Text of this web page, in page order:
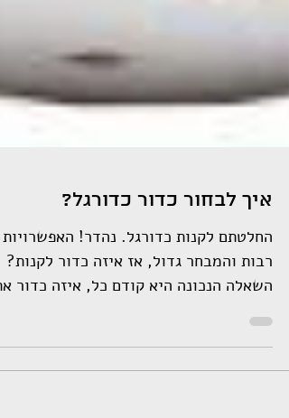
איך לבחור כדור כדורגל?
החלטתם לקנות כדורגל. נהדר! האפשרויות
רבות והמבחר גדול, אז איזה כדור לקנות?
השאלה הנכונה היא קודם כל, איזה כדור
צריכים? כדי לענות על...